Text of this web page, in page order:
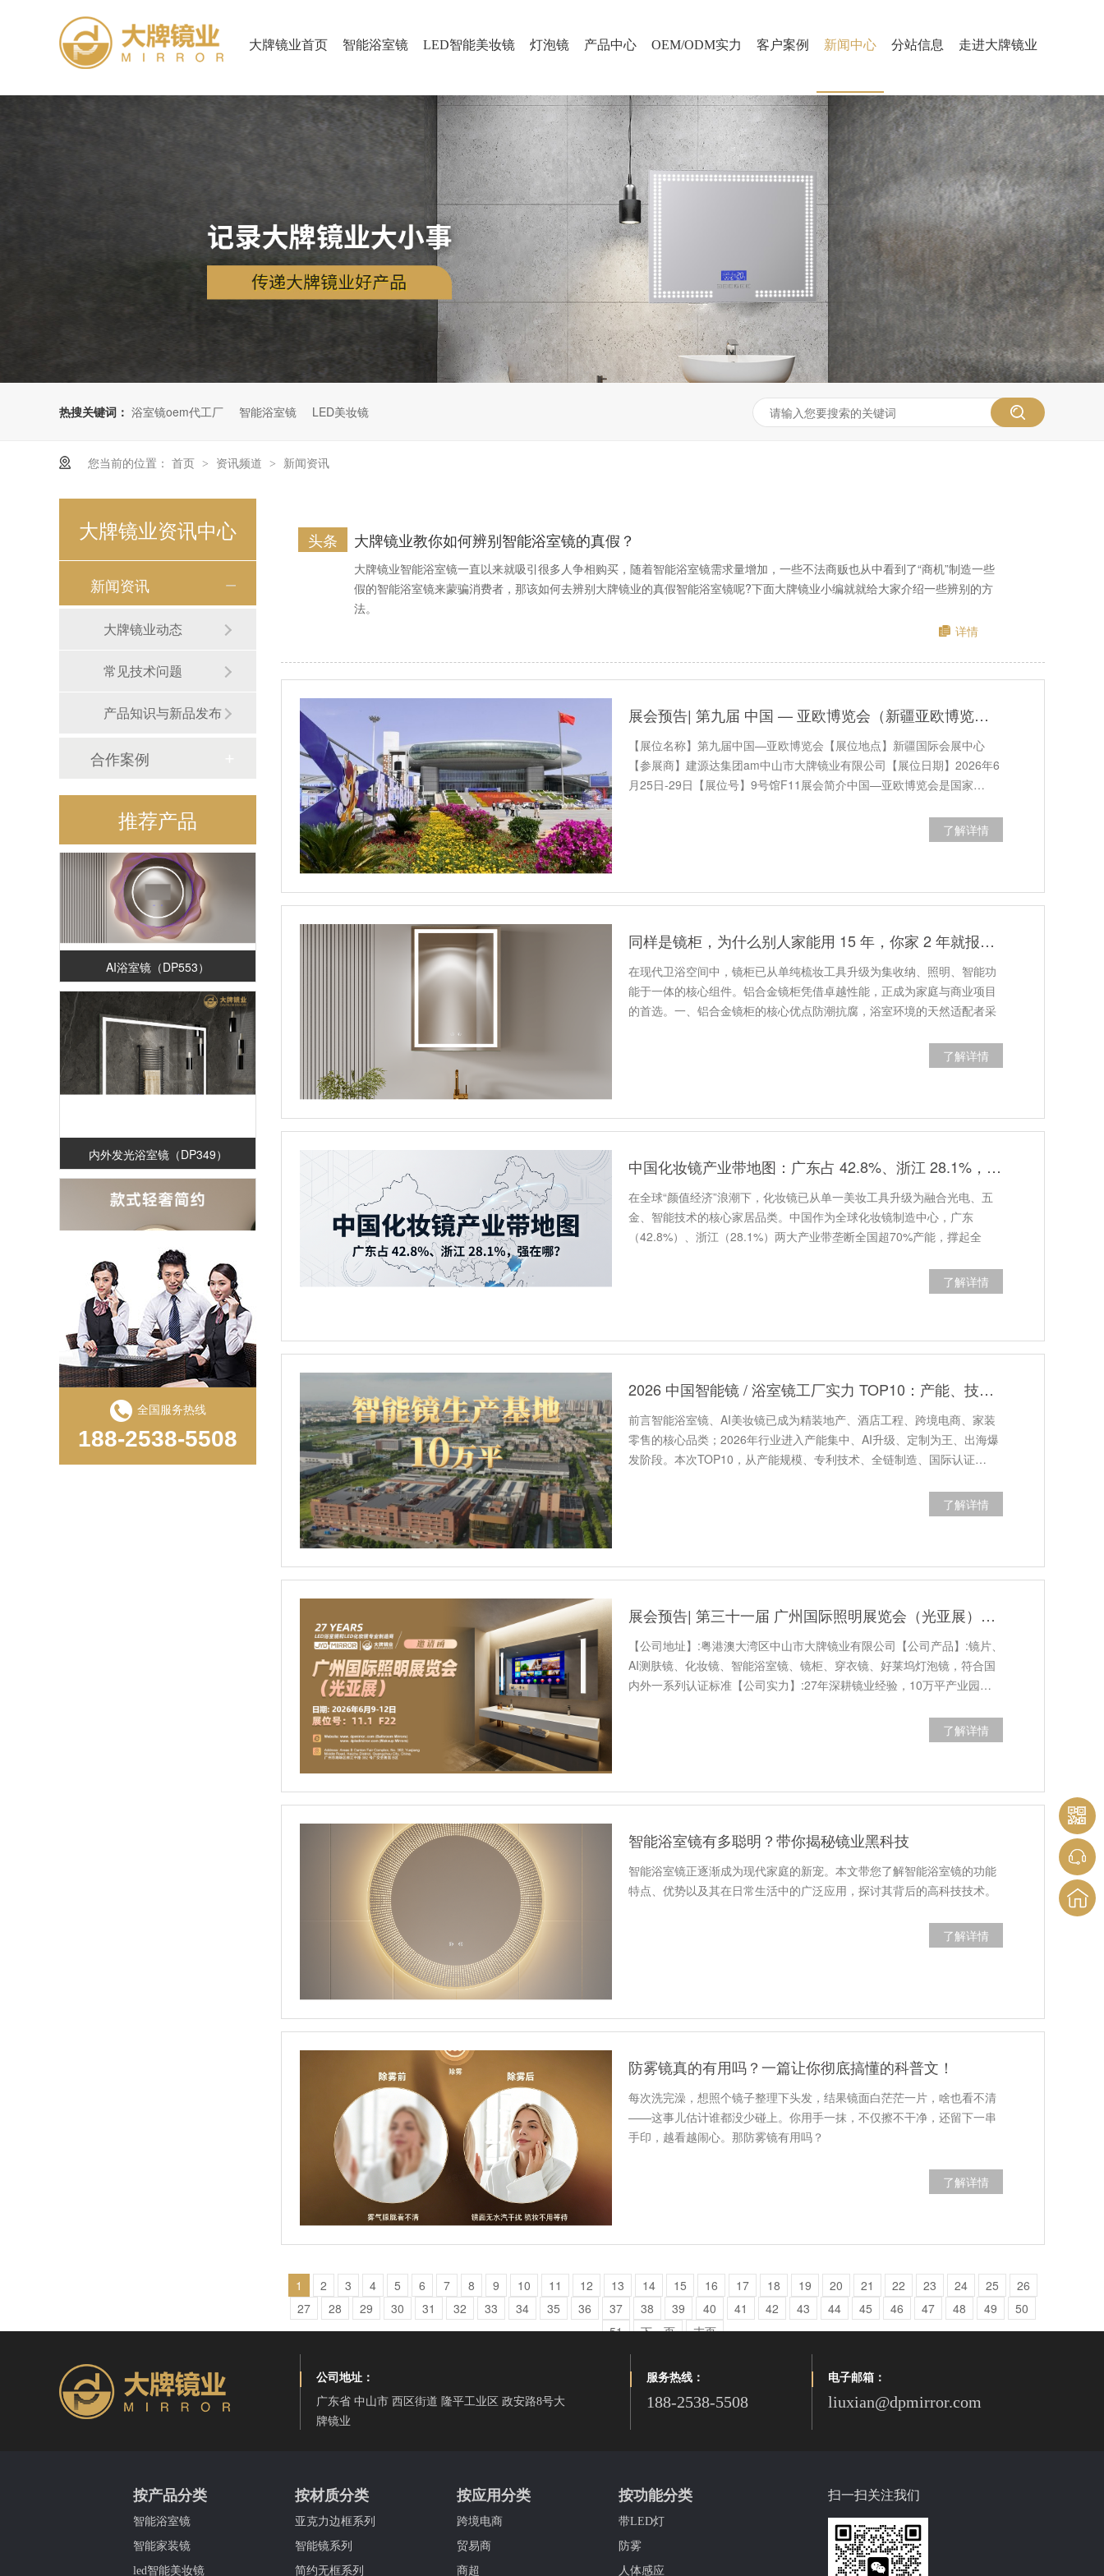
大牌镜业首页 智能浴室镜 LED智能美妆镜 灯泡镜 产品中心 OEM/ODM实力 客户案例 新闻中心 分站信息 走进大牌镜业
热搜关键词： 浴室镜oem代工厂 智能浴室镜 LED美妆镜
您当前的位置： 首页 > 资讯频道 > 新闻资讯
大牌镜业教你如何辨别智能浴室镜的真假？
头条
大牌镜业智能浴室镜一直以来就吸引很多人争相购买，随着智能浴室镜需求量增加，一些不法商贩也从中看到了“商机”制造一些
假的智能浴室镜来蒙骗消费者，那该如何去辨别大牌镜业的真假智能浴室镜呢?下面大牌镜业小编就就给大家介绍一些辨别的方
法。
详情
展会预告| 第九届 中国 — 亚欧博览会（新疆亚欧博览会） 大牌镜业诚邀您莅临
【展位名称】第九届中国—亚欧博览会【展位地点】新疆国际会展中心
【参展商】建源达集团am中山市大牌镜业有限公司【展位日期】2026年6
月25日-29日【展位号】9号馆F11展会简介中国—亚欧博览会是国家…
了解详情
同样是镜柜，为什么别人家能用 15 年，你家 2 年就报废？
在现代卫浴空间中，镜柜已从单纯梳妆工具升级为集收纳、照明、智能功
能于一体的核心组件。铝合金镜柜凭借卓越性能，正成为家庭与商业项目
的首选。一、铝合金镜柜的核心优点防潮抗腐，浴室环境的天然适配者采
了解详情
中国化妆镜产业带地图：广东占 42.8%、浙江 28.1%，强在哪？
在全球“颜值经济”浪潮下，化妆镜已从单一美妆工具升级为融合光电、五
金、智能技术的核心家居品类。中国作为全球化妆镜制造中心，广东
（42.8%）、浙江（28.1%）两大产业带垄断全国超70%产能，撑起全
了解详情
2026 中国智能镜 / 浴室镜工厂实力 TOP10：产能、技术、定制、工程交付综合榜
前言智能浴室镜、AI美妆镜已成为精装地产、酒店工程、跨境电商、家装
零售的核心品类；2026年行业进入产能集中、AI升级、定制为王、出海爆
发阶段。本次TOP10，从产能规模、专利技术、全链制造、国际认证…
了解详情
展会预告| 第三十一届 广州国际照明展览会（光亚展）大牌镜业诚邀您莅临
【公司地址】:粤港澳大湾区中山市大牌镜业有限公司【公司产品】:镜片、
AI测肤镜、化妆镜、智能浴室镜、镜柜、穿衣镜、好莱坞灯泡镜，符合国
内外一系列认证标准【公司实力】:27年深耕镜业经验，10万平产业园…
了解详情
智能浴室镜有多聪明？带你揭秘镜业黑科技
智能浴室镜正逐渐成为现代家庭的新宠。本文带您了解智能浴室镜的功能
特点、优势以及其在日常生活中的广泛应用，探讨其背后的高科技技术。
了解详情
防雾镜真的有用吗？一篇让你彻底搞懂的科普文！
每次洗完澡，想照个镜子整理下头发，结果镜面白茫茫一片，啥也看不清
——这事儿估计谁都没少碰上。你用手一抹，不仅擦不干净，还留下一串
手印，越看越闹心。那防雾镜有用吗？
了解详情
1 2 3 4 5 6 7 8 9 10 11 12 13 14 15 16 17 18 19 20 21 22 23 24 25
26
27
28 29 30 31 32 33 34 35 36 37 38 39 40 41 42 43 44 45 46 47 48 49
50
51
下一页 末页
大牌镜业资讯中心
新闻资讯
大牌镜业动态
常见技术问题
产品知识与新品发布
合作案例
推荐产品
水晶花纹浴室镜
三折理发镜（SM477）
AI浴室镜（DP553）
内外发光浴室镜（DP349）
镭雕工艺浴室镜（DP321-X）
全国服务热线
188-2538-5508
公司地址：
广东省 中山市 西区街道 隆平工业区 政安路8号大
牌镜业
服务热线：
188-2538-5508
电子邮箱：
liuxian@dpmirror.com
扫一扫关注我们
按产品分类
智能浴室镜
智能家装镜
led智能美妆镜
按材质分类
亚克力边框系列
智能镜系列
简约无框系列
按应用分类
跨境电商
贸易商
商超
按功能分类
带LED灯
防雾
人体感应